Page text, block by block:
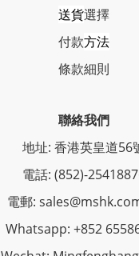
送貨選擇
付款方法
條款細則
聯絡我們
地址: 香港英皇道56
電話: (852)-
電郵:
Whatsapp: +852